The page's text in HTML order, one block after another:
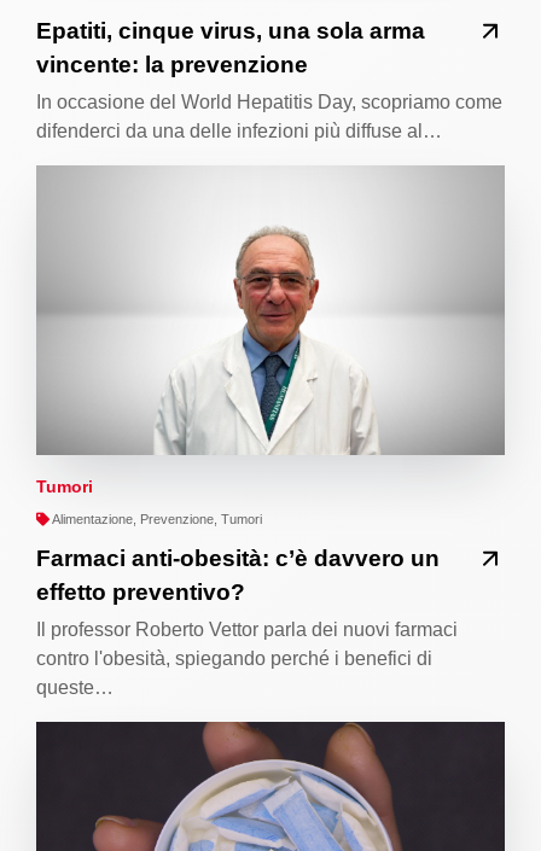
Epatiti, cinque virus, una sola arma
vincente: la prevenzione
In occasione del World Hepatitis Day, scopriamo come
difenderci da una delle infezioni più diffuse al…
Tumori
Alimentazione, Prevenzione, Tumori
Farmaci anti-obesità: c’è davvero un
effetto preventivo?
Il professor Roberto Vettor parla dei nuovi farmaci
contro l'obesità, spiegando perché i benefici di
queste…